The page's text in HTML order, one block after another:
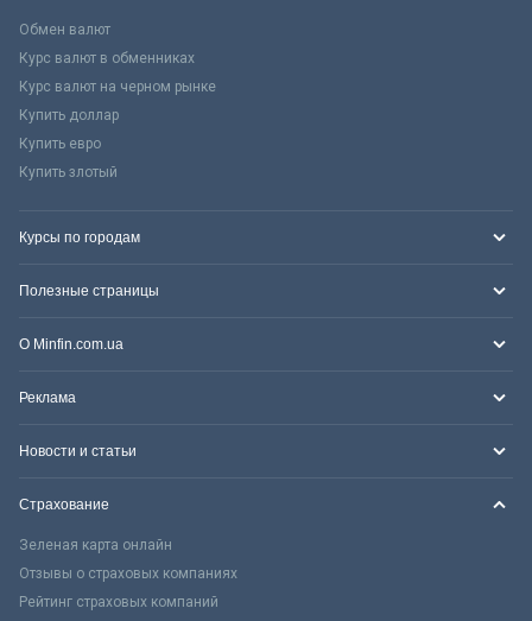
Обмен валют
Курс валют в обменниках
Курс валют на черном рынке
Купить доллар
Купить евро
Купить злотый
Курсы по городам
Полезные страницы
О Minfin.com.ua
Реклама
Новости и статьи
Страхование
Зеленая карта онлайн
Отзывы о страховых компаниях
Рейтинг страховых компаний